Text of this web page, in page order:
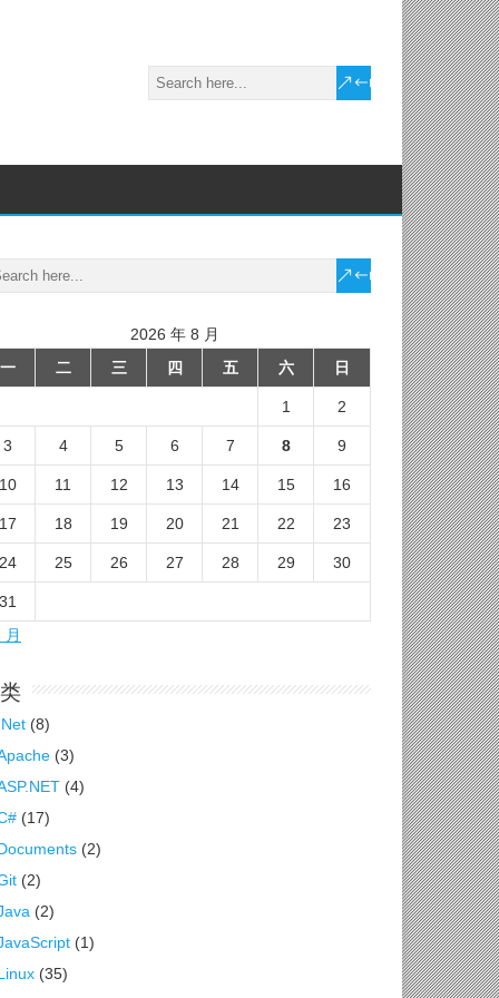
2026 年 8 月
一
二 三 四 五 六 日
1 2
3 4 5 6 7 8 9
11 12 13 14 15 16
18 19 20 21 22 23
25 26 27 28 29 30
月
(8)
(3)
(4)
(17)
(2)
(2)
(2)
(1)
(35)